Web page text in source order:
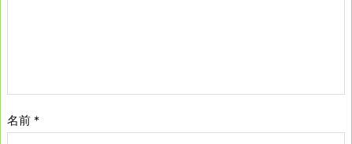
名前 *